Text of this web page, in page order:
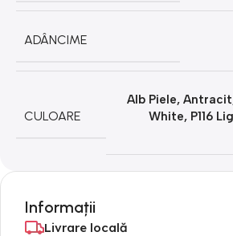
ADÂNCIME
CULOARE
Alb Piele, Antracit
White, P116
Informații
Livrare locală